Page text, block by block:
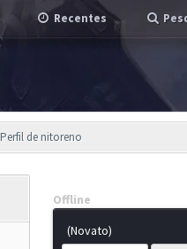
Recentes
Perfil de nitoreno
Offline
(Novato)